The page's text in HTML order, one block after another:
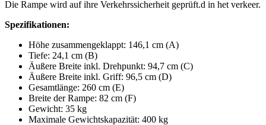
Die Rampe wird auf ihre Verkehrssicherheit geprüft.d in het verkeer.
Spezifikationen:
Höhe zusammengeklappt: 146,1 cm (A)
Tiefe: 24,1 cm (B)
Äußere Breite inkl. Drehpunkt: 94,7 cm (C)
Äußere Breite inkl. Griff: 96,5 cm (D)
Gesamtlänge: 260 cm (E)
Breite der Rampe: 82 cm (F)
Gewicht: 35 kg
Maximale Gewichtskapazität: 400 kg